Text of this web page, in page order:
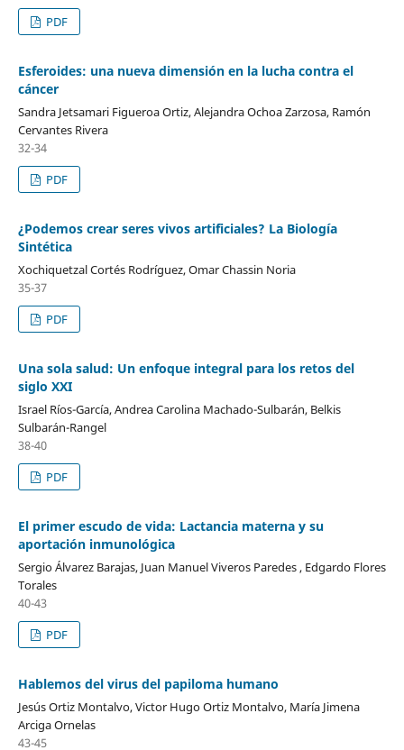
PDF
Esferoides: una nueva dimensión en la lucha contra el
cáncer
Sandra Jetsamari Figueroa Ortiz, Alejandra Ochoa Zarzosa, Ramón
Cervantes Rivera
32-34
PDF
¿Podemos crear seres vivos artificiales? La Biología
Sintética
Xochiquetzal Cortés Rodríguez, Omar Chassin Noria
35-37
PDF
Una sola salud: Un enfoque integral para los retos del
siglo XXI
Israel Ríos-García, Andrea Carolina Machado-Sulbarán, Belkis
Sulbarán-Rangel
38-40
PDF
El primer escudo de vida: Lactancia materna y su
aportación inmunológica
Sergio Álvarez Barajas, Juan Manuel Viveros Paredes , Edgardo Flores
Torales
40-43
PDF
Hablemos del virus del papiloma humano
Jesús Ortiz Montalvo, Victor Hugo Ortiz Montalvo, María Jimena
Arciga Ornelas
43-45